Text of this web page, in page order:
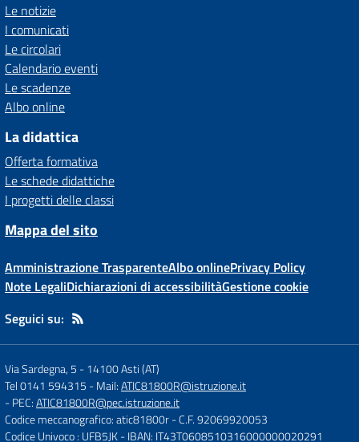
Le notizie
I comunicati
Le circolari
Calendario eventi
Le scadenze
Albo online
La didattica
Offerta formativa
Le schede didattiche
I progetti delle classi
Mappa del sito
Amministrazione TrasparenteAlbo onlinePrivacy Policy
Note LegaliDichiarazioni di accessibilitàGestione cookie
Seguici su:
Via Sardegna, 5 -14100 Asti (AT)
Tel 0141 594315 - Mail:ATIC81800R@istruzione.it
- PEC:ATIC81800R@pec.istruzione.it
Codice meccanografico: atic81800r- C.F. 92069920053
Codice Univoco : UFB5JK- IBAN: IT43T0608510316000000020291